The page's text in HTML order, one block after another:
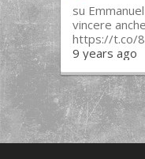
su
vincere
https://t.co/
9 years ago